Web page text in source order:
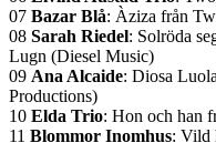
07 Bazar Blå: Àziza från
08 Sarah Riedel: Solröda
Lugn (Diesel Music)
09 Ana Alcaide: Diosa
Productions)
10 Elda Trio: Hon och han
11 Blommor Inomhus: Vild